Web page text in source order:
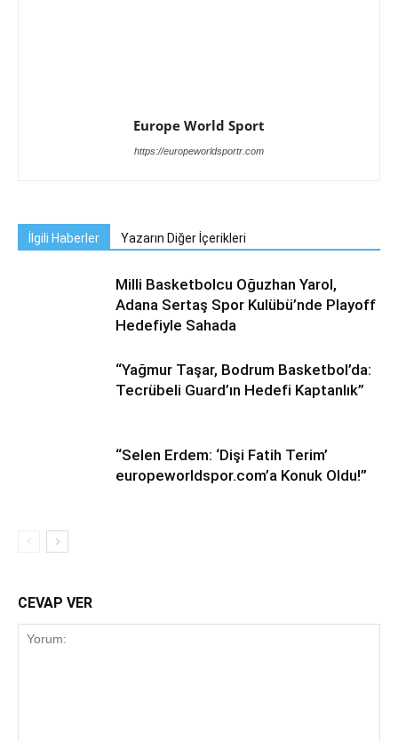
Europe World Sport
https://europeworldsportr.com
İlgili Haberler Yazarın Diğer İçerikleri
Milli Basketbolcu Oğuzhan Yarol,
Adana Sertaş Spor Kulübü’nde Playoff
Hedefiyle Sahada
“Yağmur Taşar, Bodrum Basketbol’da:
Tecrübeli Guard’ın Hedefi Kaptanlık”
“Selen Erdem: ‘Dişi Fatih Terim’
europeworldspor.com’a Konuk Oldu!”
CEVAP VER